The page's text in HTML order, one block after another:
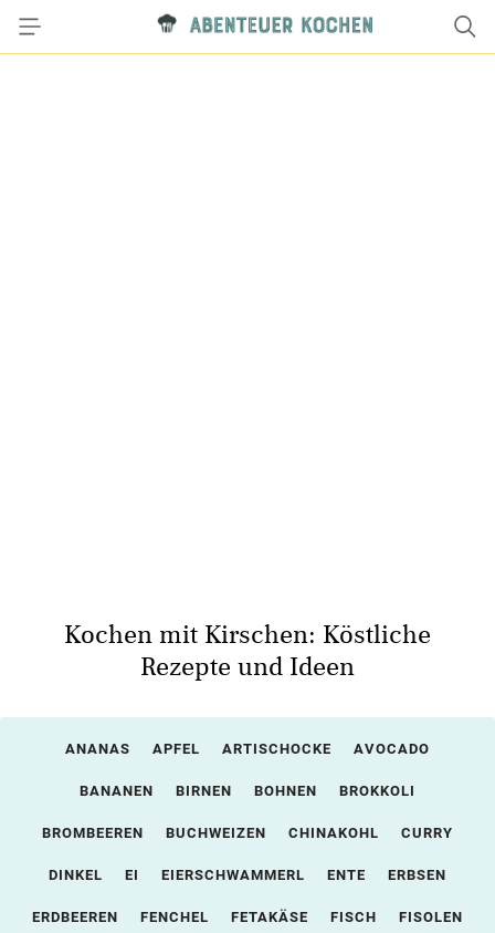
Kochen mit Kirschen: Köstliche
Rezepte und Ideen
ANANAS APFEL ARTISCHOCKE AVOCADO
BANANEN BIRNEN BOHNEN BROKKOLI
BROMBEEREN BUCHWEIZEN CHINAKOHL CURRY
DINKEL EI EIERSCHWAMMERL ENTE ERBSEN
ERDBEEREN FENCHEL FETAKÄSE FISCH FISOLEN